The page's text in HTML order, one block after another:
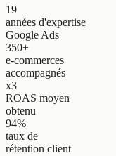
19
années d'expertise
Google Ads
350+
e-commerces
accompagnés
x3
ROAS moyen
obtenu
94%
taux de
rétention client